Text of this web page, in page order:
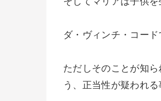
ダ・ヴィンチ・コー
ただしそのことが知
う、正当性が疑われ